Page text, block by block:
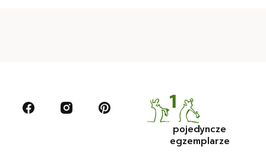
pojedyncze
egzemplarze